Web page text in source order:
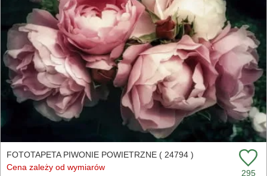
FOTOTAPETA PIWONIE POWIETRZNE ( 24794 )
Cena zależy od wymiarów
295